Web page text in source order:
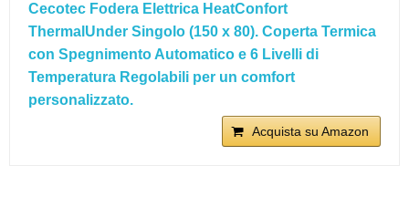
Cecotec Fodera Elettrica HeatConfort
ThermalUnder Singolo (150 x 80). Coperta Termica
con Spegnimento Automatico e 6 Livelli di
Temperatura Regolabili per un comfort
personalizzato.
Acquista su Amazon